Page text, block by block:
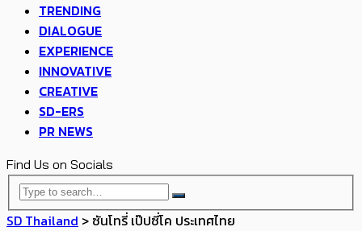
TRENDING
DIALOGUE
EXPERIENCE
INNOVATIVE
CREATIVE
SD-ERS
PR NEWS
Find Us on Socials
SD Thailand > ซันโทรี่ เป๊ปซี่โค ประเทศไทย